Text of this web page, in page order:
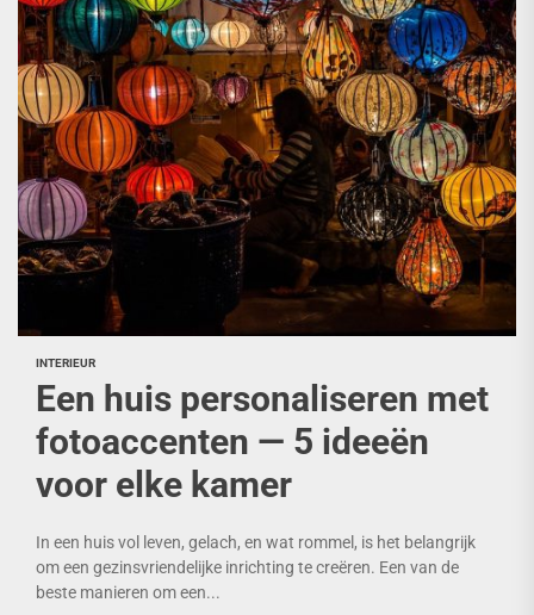
INTERIEUR
Een huis personaliseren met
fotoaccenten — 5 ideeën
voor elke kamer
In een huis vol leven, gelach, en wat rommel, is het belangrijk
om een gezinsvriendelijke inrichting te creëren. Een van de
beste manieren om een...